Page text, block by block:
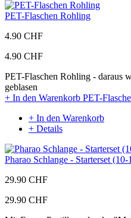
PET-Flaschen Rohling
4.90 CHF
4.90 CHF
PET-Flaschen Rohling - daraus
geblasen
+ In den Warenkorb PET-
+ In den Warenkorb
+ Details
Pharao Schlange - Starterset
29.90 CHF
29.90 CHF